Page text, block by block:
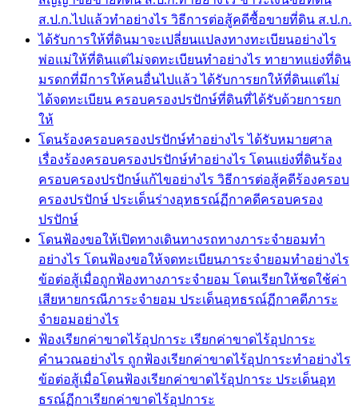
ส.ป.ก.ไปแล้วทำอย่างไร วิธีการต่อสู้คดีซื้อขายที่ดิน ส.ป.ก.
ได้รับการให้ที่ดินมาจะเปลี่ยนแปลงทางทะเบียนอย่างไร
พ่อแม่ให้ที่ดินแต่ไม่จดทะเบียนทำอย่างไร ทายาทแย่งที่ดิน
มรดกที่มีการให้คนอื่นไปแล้ว ได้รับการยกให้ที่ดินแต่ไม่
ได้จดทะเบียน ครอบครองปรปักษ์ที่ดินที่ได้รับด้วยการยก
ให้
โดนร้องครอบครองปรปักษ์ทำอย่างไร ได้รับหมายศาล
เรื่องร้องครอบครองปรปักษ์ทำอย่างไร โดนแย่งที่ดินร้อง
ครอบครองปรปักษ์แก้ไขอย่างไร วิธีการต่อสู้คดีร้องครอบ
ครองปรปักษ์ ประเด็นร่างอุทธรณ์ฏีกาคดีครอบครอง
ปรปักษ์
โดนฟ้องขอให้เปิดทางเดินทางรถทางภาระจำยอมทำ
อย่างไร โดนฟ้องขอให้จดทะเบียนภาระจำยอมทำอย่างไร
ข้อต่อสู้เมื่อถูกฟ้องทางภาระจำยอม โดนเรียกให้ชดใช้ค่า
เสียหายกรณีภาระจำยอม ประเด็นอุทธรณ์ฏีกาคดีภาระ
จำยอมอย่างไร
ฟ้องเรียกค่าขาดไร้อุปการะ เรียกค่าขาดไร้อุปการะ
คำนวณอย่างไร ถูกฟ้องเรียกค่าขาดไร้อุปการะทำอย่างไร
ข้อต่อสู้เมื่อโดนฟ้องเรียกค่าขาดไร้อุปการะ ประเด็นอุท
ธรณ์ฏีกาเรียกค่าขาดไร้อุปการะ